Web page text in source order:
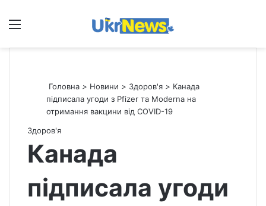
Меню
Головна > Новини > Здоров'я > Канада
підписала угоди з Pfizer та Moderna на
отримання вакцини від COVID-19
Здоров'я
Канада
підписала угоди